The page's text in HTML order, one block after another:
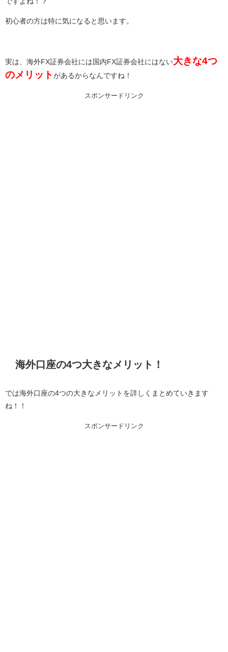
初心者の方は特に気になると思います。
実は、海外FX証券会社には国内FX証券会社にはない大きな4つ
のメリット があるからなんですね！
スポンサードリンク
海外口座の4つ大きなメリット！
では海外口座の4つの大きなメリットを詳しくまとめていきます
ね！！
スポンサードリンク